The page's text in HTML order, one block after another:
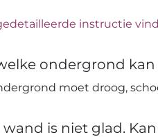
instructie
ondergrond
moet droog,
wand is niet glad.